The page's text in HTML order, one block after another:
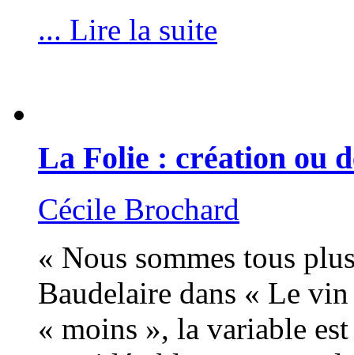
... Lire la suite
La Folie : création ou
Cécile Brochard
« Nous sommes tous
Baudelaire dans « Le
« moins », la variable